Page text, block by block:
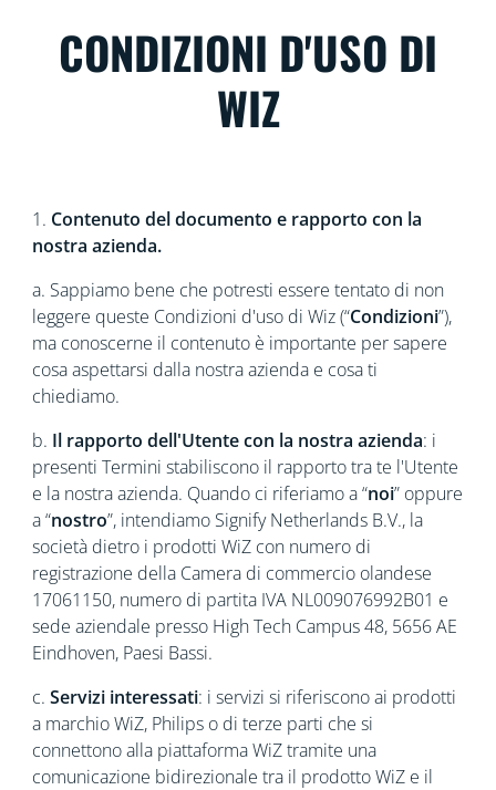
CONDIZIONI D'USO DI
WIZ
1. Contenuto del documento e rapporto con la
nostra azienda.
a. Sappiamo bene che potresti essere tentato di non
leggere queste Condizioni d'uso di Wiz (“Condizioni”),
ma conoscerne il contenuto è importante per sapere
cosa aspettarsi dalla nostra azienda e cosa ti
chiediamo.
b. Il rapporto dell'Utente con la nostra azienda: i
presenti Termini stabiliscono il rapporto tra te l'Utente
e la nostra azienda. Quando ci riferiamo a “noi” oppure
a “nostro”, intendiamo Signify Netherlands B.V., la
società dietro i prodotti WiZ con numero di
registrazione della Camera di commercio olandese
17061150, numero di partita IVA NL009076992B01 e
sede aziendale presso High Tech Campus 48, 5656 AE
Eindhoven, Paesi Bassi.
c. Servizi interessati: i servizi si riferiscono ai prodotti
a marchio WiZ, Philips o di terze parti che si
connettono alla piattaforma WiZ tramite una
comunicazione bidirezionale tra il prodotto WiZ e il